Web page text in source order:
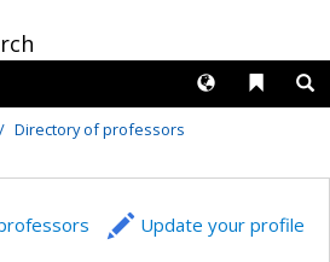
Liens
Langues
Directory of professors
Update your profile